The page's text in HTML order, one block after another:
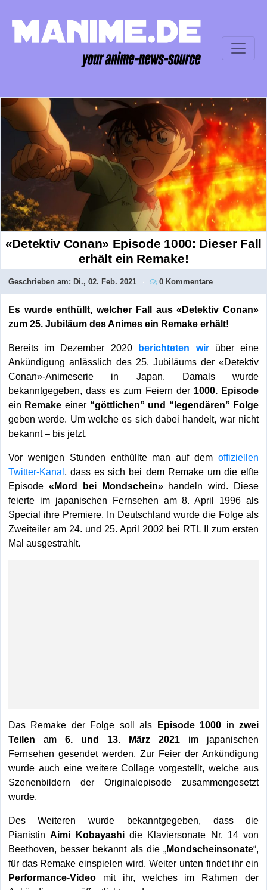
«Detektiv Conan» Episode 1000: Dieser Fall
erhält ein Remake!
Geschrieben am: Di., 02. Feb. 2021 0 Kommentare
Es wurde enthüllt, welcher Fall aus «Detektiv Conan»
zum 25. Jubiläum des Animes ein Remake erhält!
Bereits im Dezember 2020 berichteten wirüber eine
Ankündigung anlässlich des 25. Jubiläums der «Detektiv
Conan»-Animeserie in Japan. Damals wurde
bekanntgegeben, dass es zum Feiern der 1000. Episode
ein Remake einer “göttlichen” und “legendären” Folge
geben werde. Um welche es sich dabei handelt, war nicht
bekannt – bis jetzt.
Vor wenigen Stunden enthüllte man auf demoffiziellen
Twitter-Kanal, dass es sich bei dem Remake um die elfte
Episode «Mord bei Mondschein» handeln wird. Diese
feierte im japanischen Fernsehen am 8. April 1996 als
Special ihre Premiere. In Deutschland wurde die Folge als
Zweiteiler am 24. und 25. April 2002 bei RTL II zum ersten
Mal ausgestrahlt.
Das Remake der Folge soll als Episode 1000 inzwei
Teilen am 6. und 13. März 2021 im japanischen
Fernsehen gesendet werden. Zur Feier der Ankündigung
wurde auch eine weitere Collage vorgestellt, welche aus
Szenenbildern der Originalepisode zusammengesetzt
wurde.
Des Weiteren wurde bekanntgegeben, dass die
PianistinAimi Kobayashi die Klaviersonate Nr. 14 von
Beethoven, besser bekannt als die „Mondscheinsonate“,
für das Remake einspielen wird. Weiter unten findet ihr ein
Performance-Videomit ihr, welches im Rahmen der